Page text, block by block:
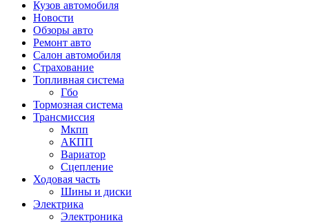
Кузов автомобиля
Новости
Обзоры авто
Ремонт авто
Салон автомобиля
Страхование
Топливная система
Гбо
Тормозная система
Трансмиссия
Мкпп
АКПП
Вариатор
Сцепление
Ходовая часть
Шины и диски
Электрика
Электроника